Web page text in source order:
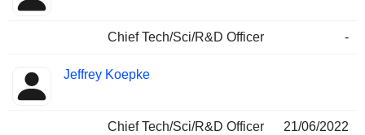
Chief Tech/Sci/R&D Officer -
Jeffrey Koepke
Chief Tech/Sci/R&D Officer 21/06/2022